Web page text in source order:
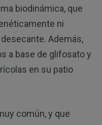
biodinámica, que
ni
Además,
a base de glifosato y
en su patio
común, y que